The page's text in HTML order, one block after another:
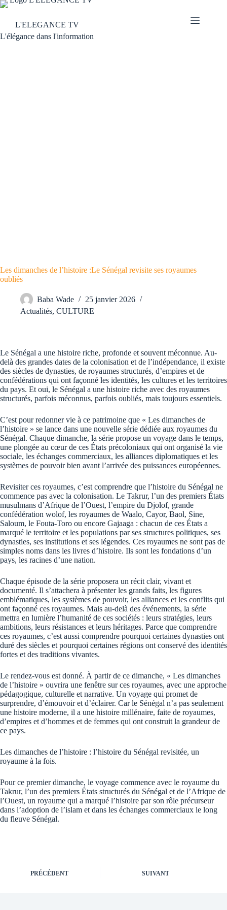
L'ELEGANCE TV
L'élégance dans l'information
Les dimanches de l’histoire :Le Sénégal revisite ses royaumes
oubliés
Baba Wade
25 janvier 2026
Actualités, CULTURE
Le Sénégal a une histoire riche, profonde et souvent méconnue. Au-
delà des grandes dates de la colonisation et de l’indépendance, il existe
des siècles de dynasties, de royaumes structurés, d’empires et de
confédérations qui ont façonné les identités, les cultures et les territoires
du pays. Et oui, le Sénégal a une histoire riche avec des royaumes
structurés, parfois méconnus, parfois oubliés, mais toujours essentiels.
C’est pour redonner vie à ce patrimoine que « Les dimanches de
l’histoire » se lance dans une nouvelle série dédiée aux royaumes du
Sénégal. Chaque dimanche, la série propose un voyage dans le temps,
une plongée au cœur de ces États précoloniaux qui ont organisé la vie
sociale, les échanges commerciaux, les alliances diplomatiques et les
systèmes de pouvoir bien avant l’arrivée des puissances européennes.
Revisiter ces royaumes, c’est comprendre que l’histoire du Sénégal ne
commence pas avec la colonisation. Le Takrur, l’un des premiers États
musulmans d’Afrique de l’Ouest, l’empire du Djolof, grande
confédération wolof, les royaumes de Waalo, Cayor, Baol, Sine,
Saloum, le Fouta-Toro ou encore Gajaaga : chacun de ces États a
marqué le territoire et les populations par ses structures politiques, ses
dynasties, ses institutions et ses légendes. Ces royaumes ne sont pas de
simples noms dans les livres d’histoire. Ils sont les fondations d’un
pays, les racines d’une nation.
Chaque épisode de la série proposera un récit clair, vivant et
documenté. Il s’attachera à présenter les grands faits, les figures
emblématiques, les systèmes de pouvoir, les alliances et les conflits qui
ont façonné ces royaumes. Mais au-delà des événements, la série
mettra en lumière l’humanité de ces sociétés : leurs stratégies, leurs
ambitions, leurs résistances et leurs héritages. Parce que comprendre
ces royaumes, c’est aussi comprendre pourquoi certaines dynasties ont
duré des siècles et pourquoi certaines régions ont conservé des identités
fortes et des traditions vivantes.
Le rendez-vous est donné. À partir de ce dimanche, « Les dimanches
de l’histoire » ouvrira une fenêtre sur ces royaumes, avec une approche
pédagogique, culturelle et narrative. Un voyage qui promet de
surprendre, d’émouvoir et d’éclairer. Car le Sénégal n’a pas seulement
une histoire moderne, il a une histoire millénaire, faite de royaumes,
d’empires et d’hommes et de femmes qui ont construit la grandeur de
ce pays.
Les dimanches de l’histoire : l’histoire du Sénégal revisitée, un
royaume à la fois.
Pour ce premier dimanche, le voyage commence avec le royaume du
Takrur, l’un des premiers États structurés du Sénégal et de l’Afrique de
l’Ouest, un royaume qui a marqué l’histoire par son rôle précurseur
dans l’adoption de l’islam et dans les échanges commerciaux le long
du fleuve Sénégal.
PRÉCÉDENT SUIVANT